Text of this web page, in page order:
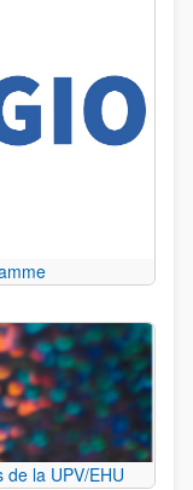
la UPV/EHU